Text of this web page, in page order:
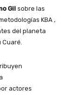
Gil sobre las
KBA ,
del planeta
actores